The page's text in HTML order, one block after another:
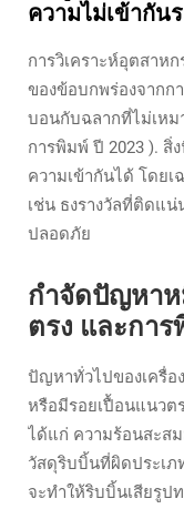
ความไม่เข้ากัน
การวิเคราะห์อุตสาห
ของข้อบกพร่องจากก
บอนกับฉลากที่ไม่เหม
การพิมพ์ ปี 2023 ). สิ่
ความเข้ากันได้ โดย
เช่น ธงรางวัลที่ติดแ
ปลอดภัย
กำจัดปัญหาห
ตรง และกา
ปัญหาทั่วไปของเครื่อ
หรือมีรอยเปื้อนแนวต
ได้แก่ ความร้อนสะส
วัสดุริบบิ้นที่ผิดประเภ
จะทำให้ริบบิ้นเสียรูป